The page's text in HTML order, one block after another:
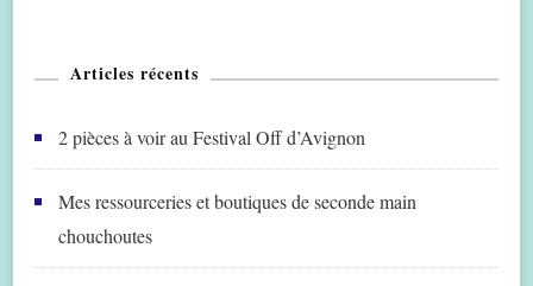
Articles récents
2 pièces à voir au Festival Off d’Avignon
Mes ressourceries et boutiques de seconde main
chouchoutes